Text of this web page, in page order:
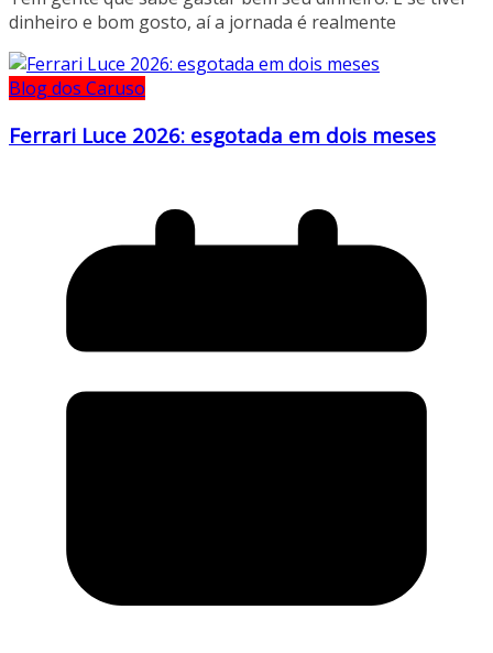
dinheiro e bom gosto, aí a jornada é realmente
Blog dos Caruso
Ferrari Luce 2026: esgotada em dois meses